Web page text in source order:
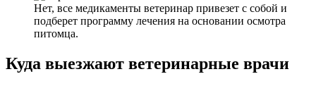
Нет, все медикаменты ветеринар привезет с собой и
подберет программу лечения на основании осмотра
питомца.
Куда выезжают ветеринарные врачи